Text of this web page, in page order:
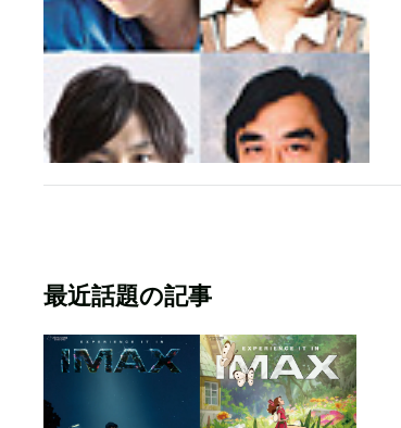
最近話題の記事